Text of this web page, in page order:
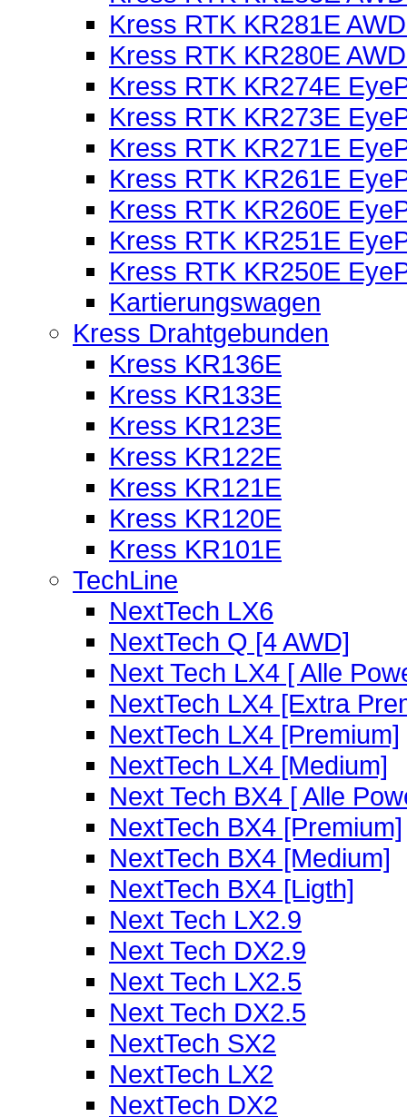
Kress RTK KR281E
Kress RTK KR280E
Kress RTK KR274E
Kress RTK KR273E
Kress RTK KR271E
Kress RTK KR261E
Kress RTK KR260E
Kress RTK KR251E
Kress RTK KR250E
Kartierungswagen
Kress Drahtgebunden
Kress KR136E
Kress KR133E
Kress KR123E
Kress KR122E
Kress KR121E
Kress KR120E
Kress KR101E
TechLine
NextTech LX6
NextTech Q [4 AWD]
Next Tech LX4 [ Alle
NextTech LX4 [Extra
NextTech LX4 [Premium]
NextTech LX4 [Medium]
Next Tech BX4 [ Alle
NextTech BX4 [Premium]
NextTech BX4 [Medium]
NextTech BX4 [Ligth]
Next Tech LX2.9
Next Tech DX2.9
Next Tech LX2.5
Next Tech DX2.5
NextTech SX2
NextTech LX2
NextTech DX2